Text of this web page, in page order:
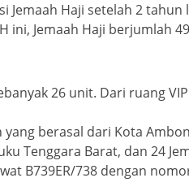
Jemaah Haji setelah 2
ini, Jemaah Haji berjumlah
26 unit. Dari ruang
berasal dari Kota
Tenggara Barat, dan 24
B739ER/738 dengan